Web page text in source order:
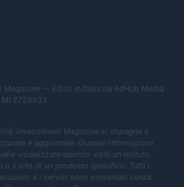
Magazine — Edito in Italia da AdHub Media
MI 2729933
Investimenti Magazine si impegna a
e aggiornate. Queste informazioni
visualizzate quando visiti un istituto
o il sito di un prodotto specifico. Tutti i
e i servizi sono presentati senza